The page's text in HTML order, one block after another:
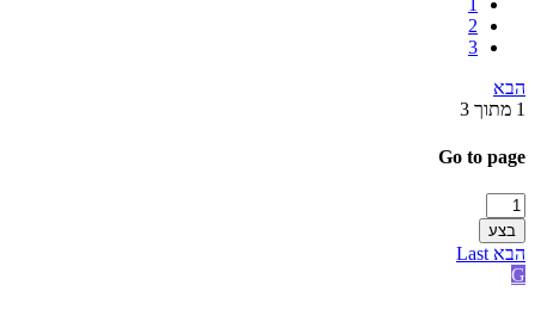
1
2
3
הבא
1 מתוך 3
Go to page
בצע
הבא Last
G